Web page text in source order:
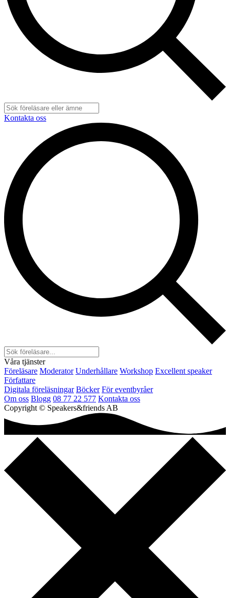
Kontakta oss
Våra tjänster
Föreläsare Moderator Underhållare Workshop Excellent speaker
Författare
Digitala föreläsningar Böcker För eventbyråer
Om oss Blogg 08 77 22 577 Kontakta oss
Copyright © Speakers&friends AB